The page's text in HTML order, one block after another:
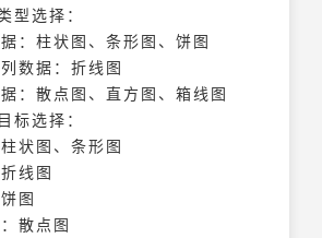
型选择：
：柱状图、条形图、饼图
数据：折线图
：散点图、直方图、箱线图
标选择：
状图、条形图
线图
图
散点图